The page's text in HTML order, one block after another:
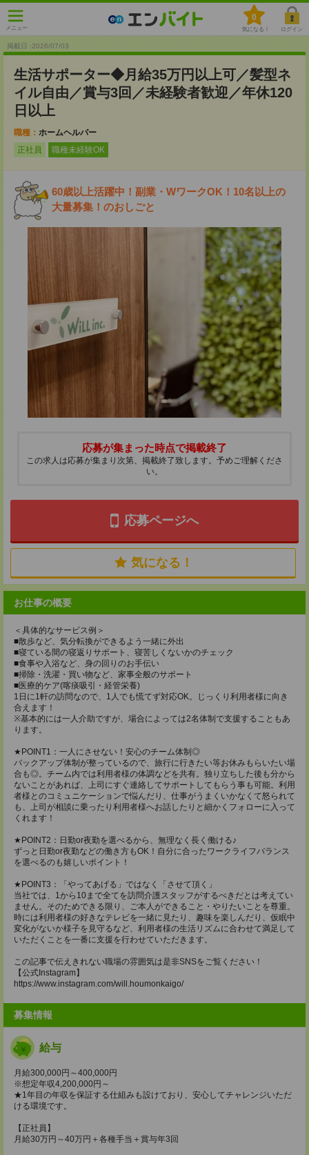
メニュー
0
気になる！ ログイン
掲載日 :2026/07/03
生活サポーター◆月給35万円以上可／髪型ネ
イル自由／賞与3回／未経験者歓迎／年休120
日以上
職種： ホームヘルパー
正社員
職種未経験OK
60歳以上活躍中！副業・WワークOK！10名以上の
大量募集！のおしごと
応募が集まった時点で掲載終了
この求人は応募が集まり次第、掲載終了致します。予めご理解くださ
い。
応募ページへ
気になる！
お仕事の概要
＜具体的なサービス例＞
■散歩など、気分転換ができるよう一緒に外出
■寝ている間の寝返りサポート、寝苦しくないかのチェック
■食事や入浴など、身の回りのお手伝い
■掃除・洗濯・買い物など、家事全般のサポート
■医療的ケア(喀痰吸引・経管栄養)
1日に1軒の訪問なので、1人でも慌てず対応OK。じっくり利用者様に向き
合えます！
※基本的には一人介助ですが、場合によっては2名体制で支援することもあ
ります。
★POINT1：一人にさせない！安心のチーム体制◎
バックアップ体制が整っているので、旅行に行きたい等お休みもらいたい場
合も◎。チーム内では利用者様の体調などを共有。独り立ちした後も分から
ないことがあれば、上司にすぐ連絡してサポートしてもらう事も可能。利用
者様とのコミュニケーションで悩んだり、仕事がうまくいかなくて怒られて
も、上司が相談に乗ったり利用者様へお話したりと細かくフォローに入って
くれます！
★POINT2：日勤or夜勤を選べるから、無理なく長く働ける♪
ずっと日勤or夜勤などの働き方もOK！自分に合ったワークライフバランス
を選べるのも嬉しいポイント！
★POINT3：「やってあげる」ではなく「させて頂く」
当社では、1から10まで全てを訪問介護スタッフがするべきだとは考えてい
ません。そのためできる限り、ご本人ができること・やりたいことを尊重。
時には利用者様の好きなテレビを一緒に見たり、趣味を楽しんだり、仮眠中
変化がないか様子を見守るなど、利用者様の生活リズムに合わせて満足して
いただくことを一番に支援を行わせていただきます。
この記事で伝えきれない職場の雰囲気は是非SNSをご覧ください！
【公式Instagram】
https://www.instagram.com/will.houmonkaigo/
募集情報
給与
月給300,000円～400,000円
※想定年収4,200,000円～
★1年目の年収を保証する仕組みも設けており、安心してチャレンジいただ
ける環境です。
【正社員】
月給30万円～40万円＋各種手当＋賞与年3回